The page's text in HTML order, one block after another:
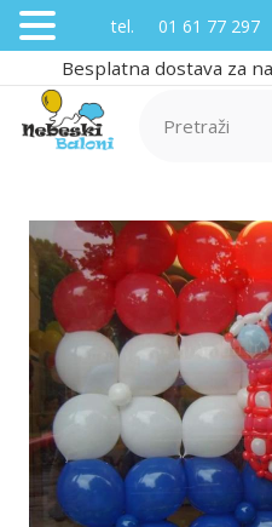
Besplatna dostava za
tel. 01 61 77 297